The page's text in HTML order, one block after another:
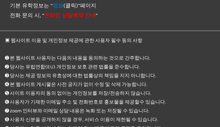
기본 유학정보는 “정보(클릭)”페이지
전화 문의 시, “온라인 상담예약 안내“
▣ 웹사이트 이용 및 개인정보 제공에 관한 사용자 필수 동의 사항
➊ 본 웹사이트 사용자는 다음의 내용을 동의하는 것으로 간주합니다.
➋ 당사는 유럽연합(EU) 개인정보 보호 관련 법률을 준수합니다.
➌ 당사는 제공 정보의 유효성에 대한 법률상의 책임을 지지 아니합니다.
➍ 본 웹사이트 게시물은 사전 공지가 없이 수정 및 삭제 가능합니다.
➎ 사이트 이용자의 동의 없이는 개인정보를 저장/전송하지 않습니다.
➏ 사용자가 기재한 이메일 주소 및 전화번호로 홍보물을 제공할수 있습니다.
➐ zoom 인터뷰와 이메일 상담 내용은 녹화 또는 저장될 수 있습니다.
➑ 사용자 신분을 공개하지 않을 경우, 서비스 이용이 제한될 수 있습니다.